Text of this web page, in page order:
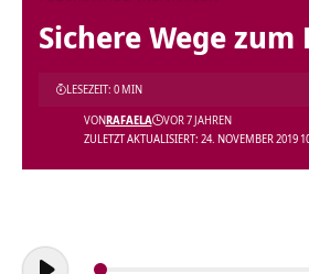
Sichere Wege zum
ZULETZT AKTUALISIERT: 24. NOVEMBER 2019
VONRAFAELA VOR 7 JAHREN
LESEZEIT: 0 MIN
Audio-